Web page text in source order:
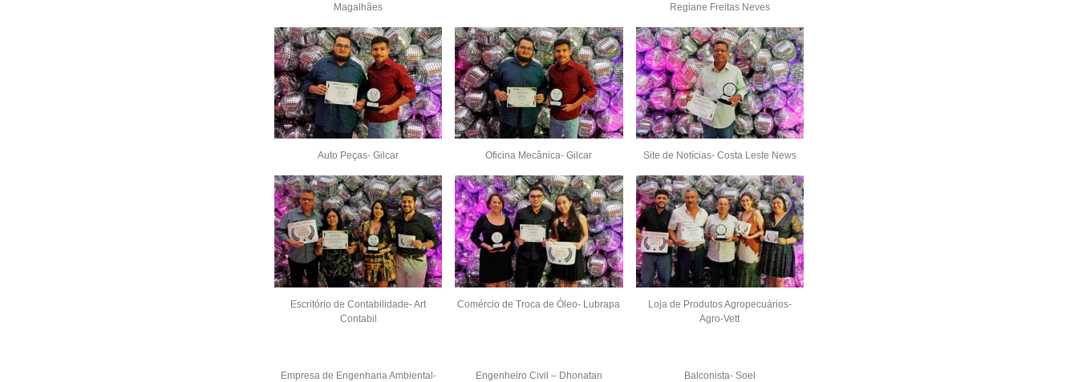
Magalhães
Regiane Freitas Neves
Auto Peças- Gilcar Oficina Mecânica- Gilcar Site de Notícias- Costa Leste News
Escritório de Contabilidade- Art
Contabil
Comércio de Troca de Óleo- Lubrapa
Loja de Produtos Agropecuários-
Agro-Vett
Empresa de Engenharia Ambiental-
Engenheiro Civil – Dhonatan
Balconista- Soel